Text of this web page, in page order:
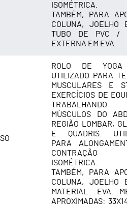
ISOMÉTRICA.
TAMBÉM, PARA
COLUNA, JOELHO
TUBO DE PVC /
EXTERNA EM EVA.
ROLO DE YOGA
UTILIZADO PARA
MUSCULARES E
EXERCÍCIOS DE
MÚSCULOS DO
REGIÃO LOMBAR,
E QUADRIS.
PARA
CONTRAÇÃO
ISOMÉTRICA.
TAMBÉM, PARA
COLUNA, JOELHO
MATERIAL: EVA.
APROXIMADAS: